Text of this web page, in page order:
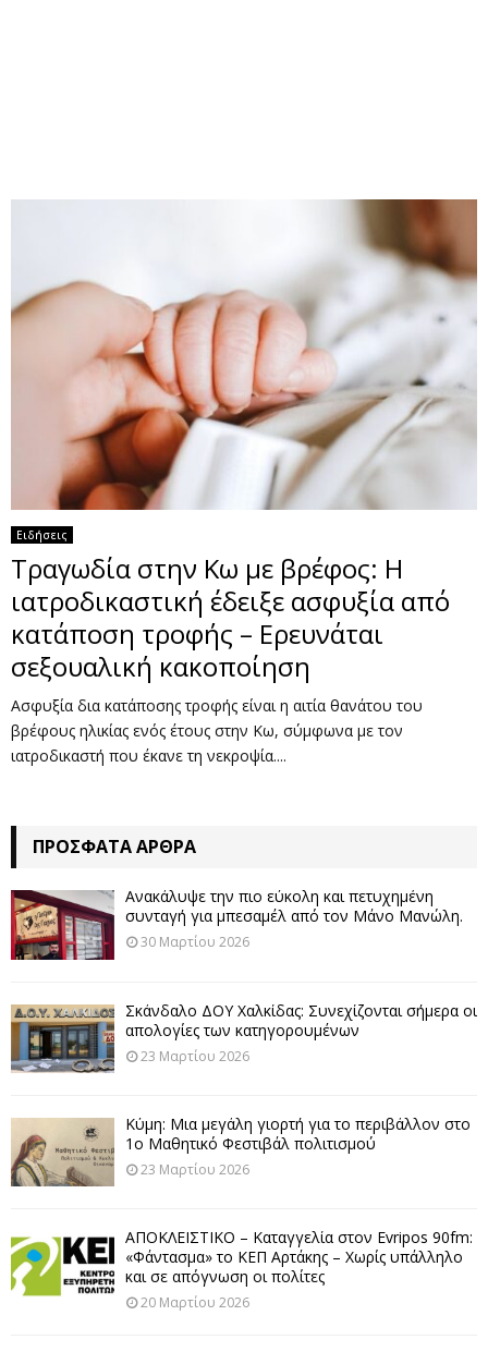
U
Ειδήσεις
Τραγωδία στην Κω με βρέφος: Η
ιατροδικαστική έδειξε ασφυξία από
κατάποση τροφής – Ερευνάται
σεξουαλική κακοποίηση
Ασφυξία δια κατάποσης τροφής είναι η αιτία θανάτου του
βρέφους ηλικίας ενός έτους στην Κω, σύμφωνα με τον
ιατροδικαστή που έκανε τη νεκροψία....
ΠΡΌΣΦΑΤΑ ΆΡΘΡΑ
Ανακάλυψε την πιο εύκολη και πετυχημένη
συνταγή για μπεσαμέλ από τον Μάνο Μανώλη.
30 Μαρτίου 2026
Σκάνδαλο ΔΟΥ Χαλκίδας: Συνεχίζονται σήμερα οι
απολογίες των κατηγορουμένων
23 Μαρτίου 2026
Κύμη: Μια μεγάλη γιορτή για το περιβάλλον στο
1ο Μαθητικό Φεστιβάλ πολιτισμού
23 Μαρτίου 2026
ΑΠΟΚΛΕΙΣΤΙΚΟ – Καταγγελία στον Evripos 90fm:
«Φάντασμα» το ΚΕΠ Αρτάκης – Χωρίς υπάλληλο
και σε απόγνωση οι πολίτες
20 Μαρτίου 2026